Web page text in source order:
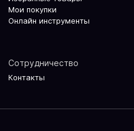
Мои покупки
Онлайн инструменты
Сотрудничество
Контакты